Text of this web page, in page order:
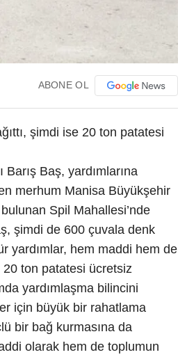
ABONE OL
şimdi ise 20 ton patatesi
Barış Baş, yardımlarına
merhum Manisa Büyükşehir
Spil Mahallesi’nde
şimdi de 600 çuvala denk
yardımlar, hem maddi hem de
20 ton patatesi ücretsiz
yardımlaşma bilincini
için büyük bir rahatlama
bir bağ kurmasına da
olarak hem de toplumun